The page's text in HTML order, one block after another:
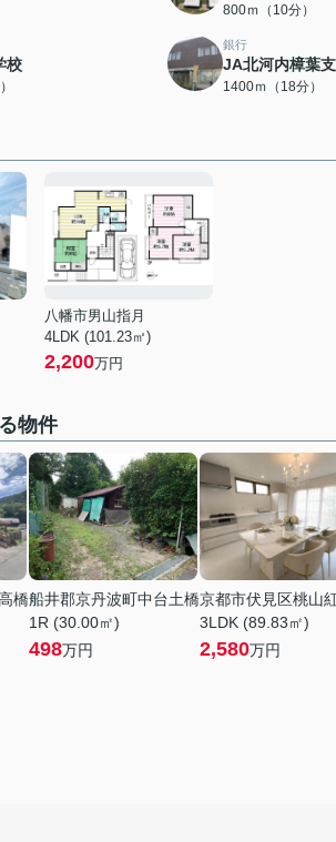
800ｍ（10分）
校
銀行
JA北河内樟葉
1400ｍ（18分）
八幡市男山指月
4LDK (101.23㎡)
2,200万円
物件
橋船井郡京丹波町中台土橋
1R (30.00㎡)
498万円
京都市伏見区桃山
3LDK (89.83㎡)
2,580万円